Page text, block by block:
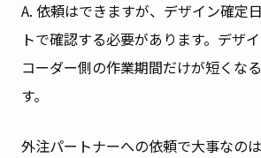
A. 依頼はできますが、デザイン確定
トで確認する必要があります。デザイ
コーダー側の作業期間だけが短くな
す。
外注パートナーへの依頼で大事なの